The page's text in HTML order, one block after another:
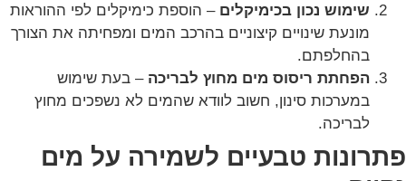
שימוש נכון בכימיקלים – הוספת כימיקלים לפי ההוראות
מונעת שינויים קיצוניים בהרכב המים ומפחיתה את הצורך
בהחלפתם.
הפחתת ריסוס מים מחוץ לבריכה – בעת שימוש
במערכות סינון, חשוב לוודא שהמים לא נשפכים מחוץ
לבריכה.
פתרונות טבעיים לשמירה על מים